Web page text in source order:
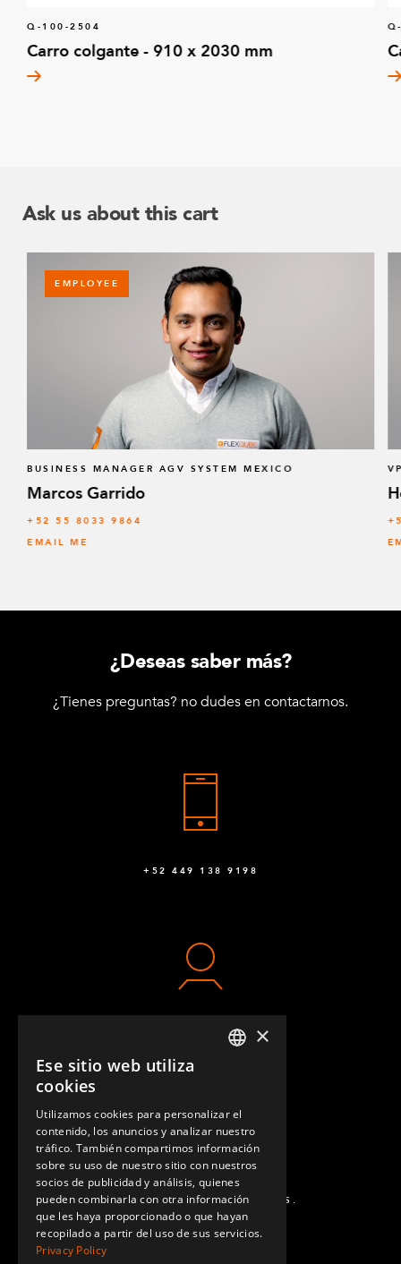
Q-100-2504
Carro colgante - 910 x 2030 mm
Ask us about this cart
EMPLOYEE
BUSINESS MANAGER AGV SYSTEM MEXICO
Marcos Garrido
+52 55 8033 9864
EMAIL ME
¿Deseas saber más?
¿Tienes preguntas? no dudes en contactarnos.
+52 449 138 9198
CONTACTO
PREGUNTAS MÁS FRECUENTES.
×
Ese sitio web utiliza
cookies
Utilizamos cookies para personalizar el
contenido, los anuncios y analizar nuestro
tráfico. También compartimos información
sobre su uso de nuestro sitio con nuestros
socios de publicidad y análisis, quienes
pueden combinarla con otra información
que les haya proporcionado o que hayan
recopilado a partir del uso de sus servicios.
Privacy Policy